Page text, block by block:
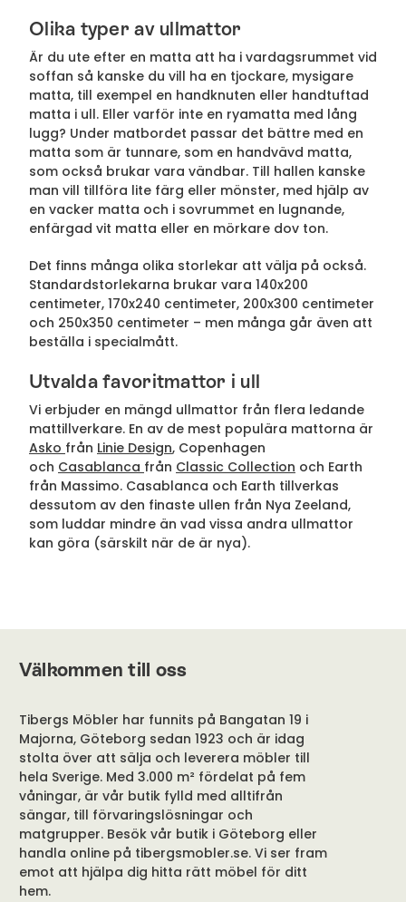
Olika typer av ullmattor
Är du ute efter en matta att ha i vardagsrummet vid
soffan så kanske du vill ha en tjockare, mysigare
matta, till exempel en handknuten eller handtuftad
matta i ull. Eller varför inte en ryamatta med lång
lugg? Under matbordet passar det bättre med en
matta som är tunnare, som en handvävd matta,
som också brukar vara vändbar. Till hallen kanske
man vill tillföra lite färg eller mönster, med hjälp av
en vacker matta och i sovrummet en lugnande,
enfärgad vit matta eller en mörkare dov ton.
Det finns många olika storlekar att välja på också.
Standardstorlekarna brukar vara 140x200
centimeter, 170x240 centimeter, 200x300 centimeter
och 250x350 centimeter – men många går även att
beställa i specialmått.
Utvalda favoritmattor i ull
Vi erbjuder en mängd ullmattor från flera ledande
mattillverkare. En av de mest populära mattorna är
Asko från Linie Design, Copenhagen
och Casablanca från Classic Collection och Earth
från Massimo. Casablanca och Earth tillverkas
dessutom av den finaste ullen från Nya Zeeland,
som luddar mindre än vad vissa andra ullmattor
kan göra (särskilt när de är nya).
Välkommen till oss
Tibergs Möbler har funnits på Bangatan 19 i
Majorna, Göteborg sedan 1923 och är idag
stolta över att sälja och leverera möbler till
hela Sverige. Med 3.000 m² fördelat på fem
våningar, är vår butik fylld med alltifrån
sängar, till förvaringslösningar och
matgrupper. Besök vår butik i Göteborg eller
handla online på tibergsmobler.se. Vi ser fram
emot att hjälpa dig hitta rätt möbel för ditt
hem.